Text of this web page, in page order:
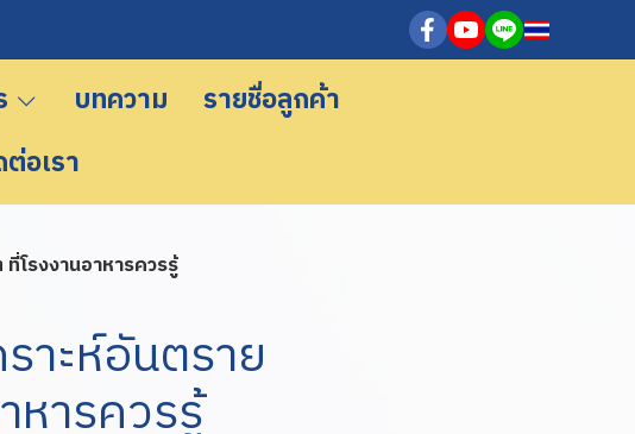
บทความ
รายชื่อลูกค้า
อเรา
โรงงานอาหารควรรู้
าะห์อันตราย
หารควรรู้